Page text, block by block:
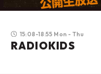
15:08-18:55 Mon - Thu
RADIOKIDS